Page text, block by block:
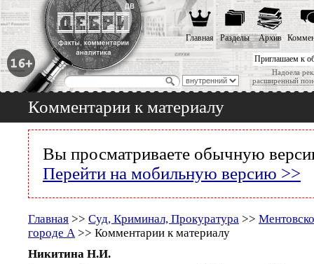
Приглашаем к
Надоела
расширенный
Главная Разделы Архив
Комментарии к материалу
Вы просматриваете обычную
Перейти на мобильную версию >>
Главная >> Суд, Криминал, Прокуратура >>
городе А >> Комментарии к материалу
Никитина Н.И.